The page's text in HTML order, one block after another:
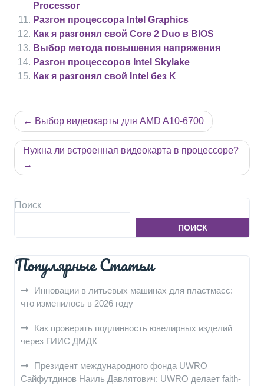
Processor
Разгон процессора Intel Graphics
Как я разгонял свой Core 2 Duo в BIOS
Выбор метода повышения напряжения
Разгон процессоров Intel Skylake
Как я разгонял свой Intel без K
Навигация
по
записям
Выбор видеокарты для AMD A10-6700
Нужна ли встроенная видеокарта в процессоре?
Поиск
ПОИСК
Популярные Статьи
Инновации в литьевых машинах для пластмасс:
что изменилось в 2026 году
Как проверить подлинность ювелирных изделий
через ГИИС ДМДК
Президент международного фонда UWRO
Сайфутдинов Наиль Давлятович: UWRO делает faith-